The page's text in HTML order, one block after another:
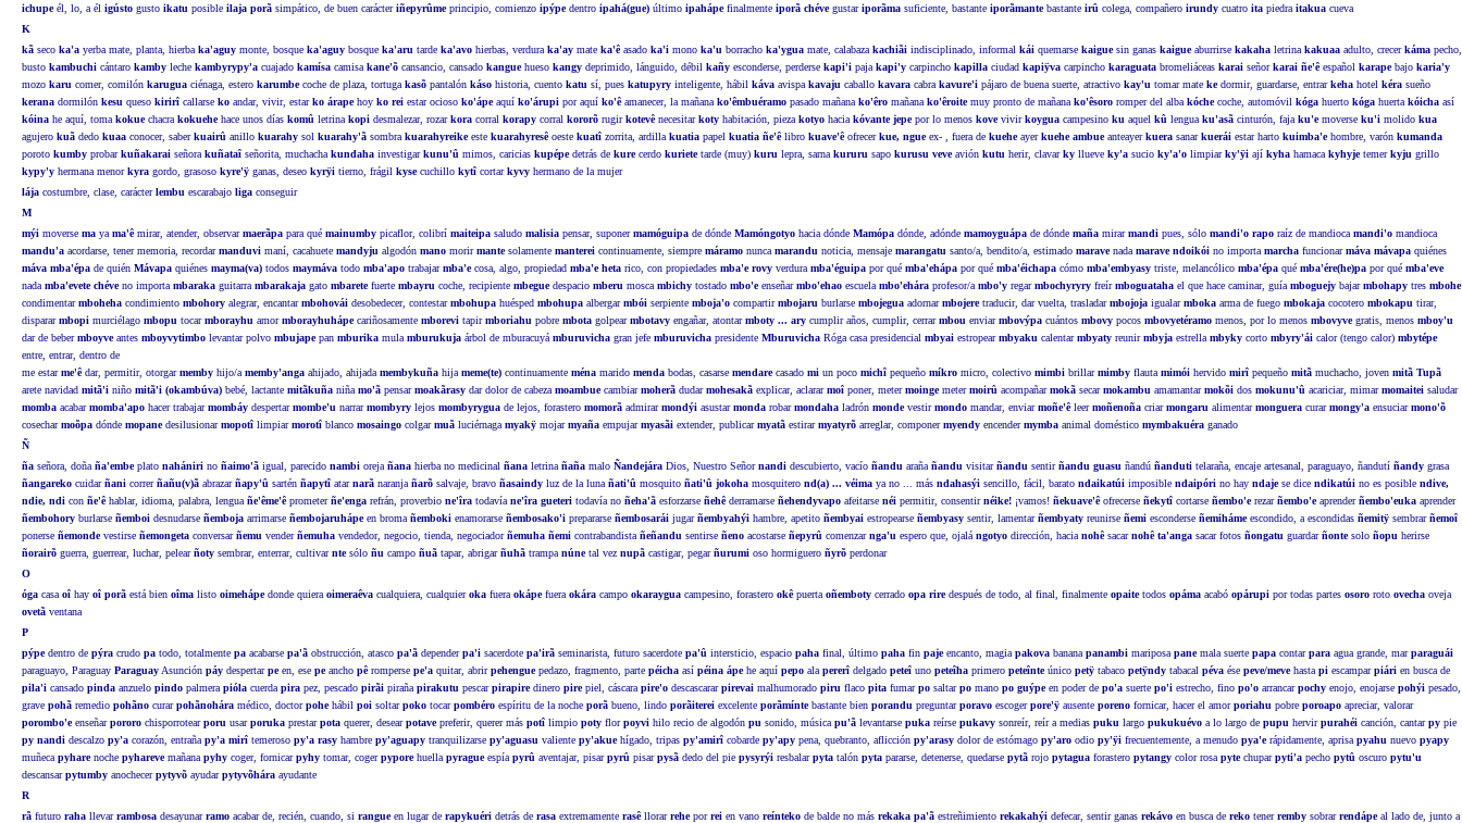
ichupeél, lo, a él igústo gusto ikatu posible ilaja porã simpático, de buen carácteriñepyrûmeprincipio, comienzo ipýpedentro ipahá(gue) último ipahápefinalmente iporã chévegustariporãma suficiente, bastante iporãmantebastante irû colega, compañero irundy cuatro ita piedra itakua cueva
K
kã seco ka'a yerba mate, planta, hierba ka'aguy monte, bosque ka'aguy bosque ka'aru tarde ka'avo hierbas, verdura ka'ay mate ka'êasado ka'i mono ka'u borracho ka'ygua mate, calabaza kachiãi indisciplinado, informal kái quemarse kaiguesin ganas kaigueaburrirse kakaha letrina kakuaa adulto, crecerkáma pecho,
busto kambuchi cántaro kamby leche kambyrypy'a cuajado kamísa camisa kane'õ cansancio, cansado kanguehueso kangy deprimido, lánguido, débil kañy esconderse, perderse kapi'i paja kapi'y carpincho kapilla ciudad kapiÿva carpincho karaguata bromeliáceas karai señorkarai ñe'êespañol karapebajo karia'y
mozo karu comer, comilón karugua ciénaga, estero karumbecoche de plaza, tortuga kasõ pantalón káso historia, cuento katu sí, pues katupyry inteligente, hábil káva avispa kavaju caballo kavara cabra kavure'i pájaro de buena suerte, atractivo kay'u tomar mate kedormir, guardarse, entrarkeha hotel kéra sueño
kerana dormilón kesu queso kirirî callarse ko andar, vivir, estarko árapehoy ko rei estar ocioso ko'ápeaquí ko'árupi por aquí ko'êamanecer, la mañana ko'êmbuéramo pasado mañana ko'êro mañana ko'êroitemuy pronto de mañana ko'êsoro romper del alba kóchecoche, automóvil kóga huerto kóga huerta kóicha así
kóina he aquí, toma kokuechacra kokuehehace unos días komû letrina kopi desmalezar, rozarkora corral korapy corral kororõ rugirkotevênecesitarkoty habitación, pieza kotyo hacia kóvante jepepor lo menos kovevivirkoygua campesino ku aquel kû lengua ku'asã cinturón, faja ku'emoverse ku'i molido kua
agujero kuã dedo kuaa conocer, saberkuairû anillo kuarahy sol kuarahy'ã sombra kuarahyreikeeste kuarahyresêoeste kuatî zorrita, ardilla kuatia papel kuatia ñe'êlibro kuave'êofrecerkue, ngueex- , fuera de kueheayerkuehe ambueanteayerkuera sanarkuerái estar harto kuimba'ehombre, varón kumanda
poroto kumby probarkuñakarai señora kuñataî señorita, muchacha kundaha investigarkunu'û mimos, caricias kupépedetrás de kurecerdo kurietetarde (muy) kuru lepra, sarna kururu sapo kurusu veveavión kutu herir, clavarky llueve ky'a sucio ky'a'o limpiarky'ÿi ají kyha hamaca kyhyjetemerkyju grillo
kypy'y hermana menorkyra gordo, grasoso kyre'ÿ ganas, deseo kyrÿi tierno, frágil kysecuchillo kytî cortarkyvy hermano de la mujer
lája costumbre, clase, carácterlembu escarabajo liga conseguir
M
mýi moverse ma ya ma'êmirar, atender, observarmaerãpa para qué mainumby picaflor, colibrí maiteipa saludo malisia pensar, suponermamóguipa de dónde Mamóngotyo hacia dónde Mamópa dónde, adónde mamoyguápa de dónde maña mirarmandi pues, sólo mandi'o rapo raíz de mandioca mandi'o mandioca
mandu'a acordarse, tener memoria, recordarmanduvi maní, cacahuete mandyju algodón mano morirmantesolamente manterei continuamente, siempre máramo nunca marandu noticia, mensaje marangatu santo/a, bendito/a, estimado maravenada marave ndoikói no importa marcha funcionarmáva mávapa quiénes
máva mba'épa de quién Mávapa quiénes mayma(va) todos maymáva todo mba'apo trabajarmba'ecosa, algo, propiedad mba'e heta rico, con propiedades mba'e rovy verdura mba'éguipa por qué mba'ehápa por qué mba'éichapa cómo mba'embyasy triste, melancólico mba'épa qué mba'ére(he)pa por qué mba'eve
nada mba'evete chéveno importa mbaraka guitarra mbarakaja gato mbaretefuerte mbayru coche, recipiente mbeguedespacio mberu mosca mbichy tostado mbo'eenseñarmbo'ehao escuela mbo'ehára profesor/a mbo'y regarmbochyryry freírmboguataha el que hace caminar, guía mboguejy bajarmbohapy tres mbohe
condimentarmboheha condimiento mbohory alegrar, encantarmbohovái desobedecer, contestarmbohupa huésped mbohupa albergarmbói serpiente mboja'o compartirmbojaru burlarse mbojegua adornarmbojeretraducir, dar vuelta, trasladarmbojoja igualarmboka arma de fuego mbokaja cocotero mbokapu tirar,
dispararmbopi murciélago mbopu tocarmborayhu amormborayhuhápecariñosamente mborevi tapirmboriahu pobre mbota golpearmbotavy engañar, atontarmboty ... ary cumplir años, cumplir, cerrarmbou enviarmbovýpa cuántos mbovy pocos mbovyetéramo menos, por lo menos mbovyvegratis, menos mboy'u
dar de bebermboyveantes mboyvytimbo levantar polvo mbujapepan mburika mula mburukuja árbol de mburacuyá mburuvicha gran jefe mburuvicha presidente Mburuvicha Róga casa presidencial mbyai estropearmbyaku calentarmbyaty reunirmbyja estrella mbyky corto mbyry'ái calor (tengo calor) mbytépe
entre, entrar, dentro de
me estarme'êdar, permitir, otorgarmemby hijo/a memby'anga ahijado, ahijada membykuña hija meme(te) continuamente ména marido menda bodas, casarse mendarecasado mi un poco michî pequeño míkro micro, colectivo mimbi brillarmimby flauta mimói hervido mirî pequeño mitã muchacho, joven mitã Tupã
arete navidad mitã'i niño mitã'i (okambúva) bebé, lactante mitãkuña niña mo'ã pensarmoakãrasy dar dolor de cabeza moambuecambiarmoherã dudarmohesakã explicar, aclararmoî poner, metermoingemetermoirû acompañarmokã secarmokambu amamantarmokõi dos mokunu'û acariciar, mimarmomaitei saludar
momba acabarmomba'apo hacer trabajarmombáy despertarmombe'u narrarmombyry lejos mombyrygua de lejos, forastero momorã admirarmondýi asustarmonda robarmondaha ladrón mondevestirmondo mandar, enviarmoñe'êleermoñenoña criarmongaru alimentarmonguera curarmongy'a ensuciarmono'õ
cosecharmoõpa dónde mopanedesilusionarmopotî limpiarmorotî blanco mosaingo colgarmuã luciérnaga myakÿ mojarmyaña empujarmyasãi extender, publicarmyatã estirarmyatyrõ arreglar, componermyendy encendermymba animal doméstico mymbakuéra ganado
Ñ
ña señora, doña ña'embeplato nahániri no ñaimo'ã igual, parecido nambi oreja ñana hierba no medicinal ñana letrina ñaña malo Ñandejára Dios, Nuestro Señornandi descubierto, vacío ñandu araña ñandu visitarñandu sentirñandu guasu ñandú ñanduti telaraña, encaje artesanal, paraguayo, ñandutí ñandy grasa
ñangareko cuidarñani correrñañu(v)ã abrazarñapy'û sartén ñapytî atarnarã naranja ñarõ salvaje, bravo ñasaindy luz de la luna ñati'û mosquito ñati'û jokoha mosquitero nd(a) ... véima ya no ... más ndahasýi sencillo, fácil, barato ndaikatúi imposible ndaipóri no hay ndajese dice ndikatúi no es posible ndive,
ndie, ndi con ñe'êhablar, idioma, palabra, lengua ñe'ême'êprometerñe'enga refrán, proverbio ne'îra todavía ne'îra gueteri todavía no ñeha'ã esforzarse ñehêderramarse ñehendyvapo afeitarse néi permitir, consentirnéike! ¡vamos! ñekuave'êofrecerse ñekytî cortarse ñembo'erezarñembo'eaprenderñembo'euka aprender
ñembohory burlarse ñemboi desnudarse ñemboja arrimarse ñembojaruhápeen broma ñemboki enamorarse ñembosako'i prepararse ñembosarái jugarñembyahýi hambre, apetito ñembyai estropearse ñembyasy sentir, lamentarñembyaty reunirse ñemi esconderse ñemihámeescondido, a escondidas ñemitÿ sembrarñemoî
ponerse ñemondevestirse ñemongeta conversarñemu venderñemuha vendedor, negocio, tienda, negociadorñemuha ñemi contrabandista ñeñandu sentirse ñeno acostarse ñepyrû comenzarnga'u espero que, ojalá ngotyo dirección, hacia nohêsacarnohê ta'anga sacar fotos ñongatu guardarñontesolo ñopu herirse
ñorairõ guerra, guerrear, luchar, pelearñoty sembrar, enterrar, cultivarntesólo ñu campo ñuã tapar, abrigarñuhã trampa núnetal vez nupã castigar, pegarñurumi oso hormiguero ñyrõ perdonar
O
óga casa oî hay oî porã está bien oîma listo oimehápedonde quiera oimeraêva cualquiera, cualquieroka fuera okápefuera okára campo okaraygua campesino, forastero okêpuerta oñemboty cerrado opa riredespués de todo, al final, finalmente opaitetodos opáma acabó opárupi por todas partes osoro roto ovecha oveja
ovetã ventana
P
pýpedentro de pýra crudo pa todo, totalmente pa acabarse pa'ã obstrucción, atasco pa'ã dependerpa'i sacerdote pa'irã seminarista, futuro sacerdote pa'û intersticio, espacio paha final, último paha fin pajeencanto, magia pakova banana panambi mariposa panemala suerte papa contarpara agua grande, marparaguái
paraguayo, Paraguay Paraguay Asunción páy despertarpeen, ese peancho pêromperse pe'a quitar, abrirpehenguepedazo, fragmento, parte péicha así péina ápehe aquí pepo ala pererî delgado peteî uno peteîha primero peteînteúnico petÿ tabaco petÿndy tabacal péva ése peve/mevehasta pi escamparpiári en busca de
pila'i cansado pinda anzuelo pindo palmera pióla cuerda pira pez, pescado pirãi piraña pirakutu pescarpirapiredinero pirepiel, cáscara pire'o descascararpirevai malhumorado piru flaco pita fumarpo saltarpo mano po guýpeen poder de po'a suerte po'i estrecho, fino po'o arrancarpochy enojo, enojarse pohýi pesado,
grave pohã remedio pohãno curarpohãnohára médico, doctorpohehábil poi soltarpoko tocarpombéro espíritu de la noche porã bueno, lindo porãiterei excelente porãmíntebastante bien porandu preguntarporavo escogerpore'ÿ ausente poreno fornicar, hacer el amorporiahu pobre poroapo apreciar, valorar
porombo'eenseñarpororo chisporrotearporu usarporuka prestarpota querer, desearpotavepreferir, querer más potî limpio poty florpoyvi hilo recio de algodón pu sonido, música pu'ã levantarse puka reírse pukavy sonreír, reír a medias puku largo pukukuévo a lo largo de pupu hervirpurahéi canción, cantarpy pie
py nandi descalzo py'a corazón, entraña py'a mirî temeroso py'a rasy hambre py'aguapy tranquilizarse py'aguasu valiente py'akuehígado, tripas py'amirî cobarde py'apy pena, quebranto, aflicción py'arasy dolor de estómago py'aro odio py'ÿi frecuentemente, a menudo pya'erápidamente, aprisa pyahu nuevo pyapy
muñeca pyharenoche pyharevemañana pyhy coger, fornicarpyhy tomar, cogerpyporehuella pyragueespía pyrû aventajar, pisarpyrû pisarpysã dedo del pie pysyrýi resbalarpyta talón pyta pararse, detenerse, quedarse pytã rojo pytagua forastero pytangy color rosa pytechuparpyti'a pecho pytû oscuro pytu'u
descansarpytumby anochecerpytyvõ ayudarpytyvõhára ayudante
R
rã futuro raha llevarrambosa desayunarramo acabar de, recién, cuando, si rangueen lugar de rapykuéri detrás de rasa extremamente rasêllorarreheporrei en vano reínteko de balde no más rekaka pa'ã estreñimiento rekakahýi defecar, sentir ganas rekávo en busca de reko tenerremby sobrarrendápeal lado de, junto a